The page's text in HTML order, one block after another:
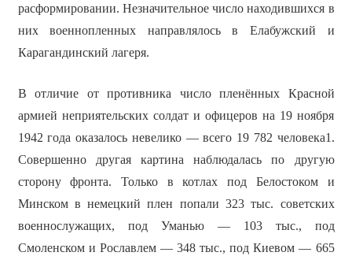
расформировании. Незначительное число находившихся в
них военнопленных направлялось в Елабужский и
Карагандинский лагеря.
В отличие от противника число пленённых Красной
армией неприятельских солдат и офицеров на 19 ноября
1942 года оказалось невелико — всего 19 782 человека1.
Совершенно другая картина наблюдалась по другую
сторону фронта. Только в котлах под Белостоком и
Минском в немецкий плен попали 323 тыс. советских
военнослужащих, под Уманью — 103 тыс., под
Смоленском и Рославлем — 348 тыс., под Киевом — 665